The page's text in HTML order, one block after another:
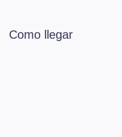
Como llegar